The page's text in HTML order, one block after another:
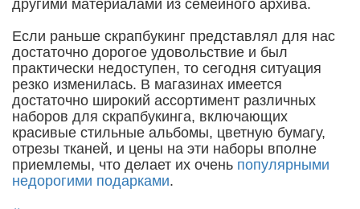
другими материалами из семейного архива.
Если раньше скрапбукинг представлял для нас
достаточно дорогое удовольствие и был
практически недоступен, то сегодня ситуация
резко изменилась. В магазинах имеется
достаточно широкий ассортимент различных
наборов для скрапбукинга, включающих
красивые стильные альбомы, цветную бумагу,
отрезы тканей, и цены на эти наборы вполне
приемлемы, что делает их очень популярными
недорогими подарками.